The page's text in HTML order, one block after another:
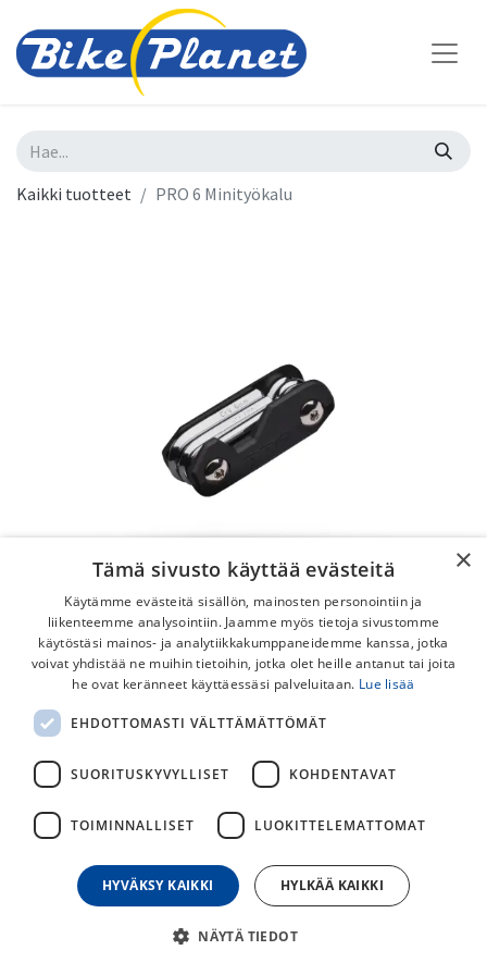
Kaikki tuotteet PRO 6 Minityökalu
PRO 6 Minityökalu
PRO 6 -minityökalu on kompakti monitoimityökalu, jossa on
15,00
päivän alin hinta
×
Tämä sivusto käyttää evästeitä
Käytämme evästeitä sisällön, mainosten personointiin ja
liikenteemme analysointiin. Jaamme myös tietoja sivustomme
käytöstäsi mainos- ja analytiikkakumppaneidemme kanssa, jotka
voivat yhdistää ne muihin tietoihin, jotka olet heille antanut tai joita
he ovat keränneet käyttäessäsi palveluitaan. Lue lisää
EHDOTTOMASTI VÄLTTÄMÄTTÖMÄT
SUORITUSKYVYLLISET KOHDENTAVAT
TOIMINNALLISET LUOKITTELEMATTOMAT
HYVÄKSY KAIKKI HYLKÄÄ KAIKKI
NÄYTÄ TIEDOT